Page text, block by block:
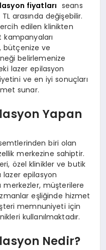
fiyatları seans
arasında değişebilir.
edilen klinikten
bütçenize ve
belirlemenize
lazer epilasyon
ve en iyi sonuçları
sunar.
Yapan
biri olan
merkezine sahiptir.
özel klinikler ve butik
lazer epilasyon
merkezler, müşterilere
eşliğinde hizmet
memnuniyeti için
kullanılmaktadır.
Nedir?